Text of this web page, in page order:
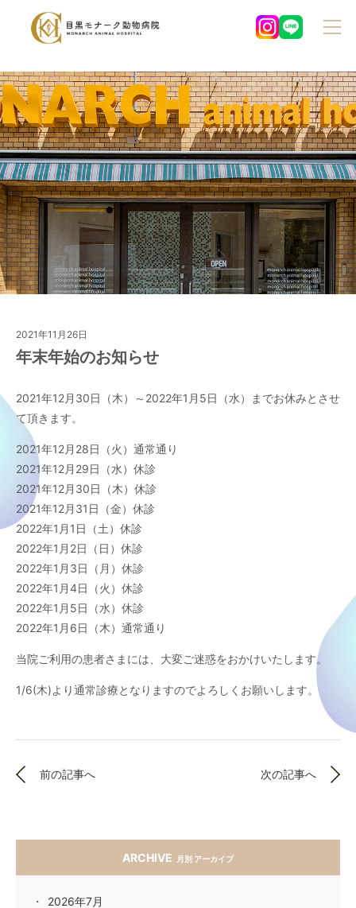
2021年11月26日
年末年始のお知らせ
2021年12月30日（木）～2022年1月5日（水）までお休みとさせ
て頂きます。
2021年12月28日（火）通常通り
2021年12月29日（水）休診
2021年12月30日（木）休診
2021年12月31日（金）休診
2022年1月1日（土）休診
2022年1月2日（日）休診
2022年1月3日（月）休診
2022年1月4日（火）休診
2022年1月5日（水）休診
2022年1月6日（木）通常通り
当院ご利用の患者さまには、大変ご迷惑をおかけいたします。
1/6(木)より通常診療となりますのでよろしくお願いします。
前の記事へ 次の記事へ
ARCHIVE 月別 アーカイブ
2026年7月